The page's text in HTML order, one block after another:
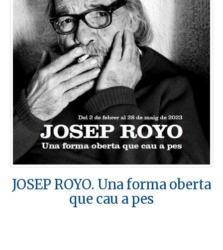
JOSEP ROYO. Una forma oberta
que cau a pes